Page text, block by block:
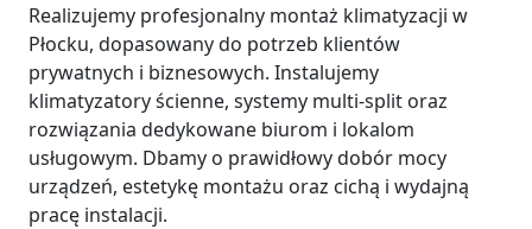
Realizujemy profesjonalny montaż klimatyzacji w
Płocku, dopasowany do potrzeb klientów
prywatnych i biznesowych. Instalujemy
klimatyzatory ścienne, systemy multi-split oraz
rozwiązania dedykowane biurom i lokalom
usługowym. Dbamy o prawidłowy dobór mocy
urządzeń, estetykę montażu oraz cichą i wydajną
pracę instalacji.